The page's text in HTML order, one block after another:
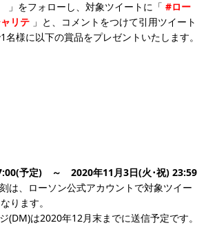
」をフォローし、対象ツイートに「 #ロー
リテ 」と、コメントをつけて引用ツイート
名様に以下の賞品をプレゼントいたします。
予定) ～ 2020年11月3日(火･祝) 23:59
は、ローソン公式アカウントで対象ツイー
ります。
(DM)は2020年12月末までに送信予定です。